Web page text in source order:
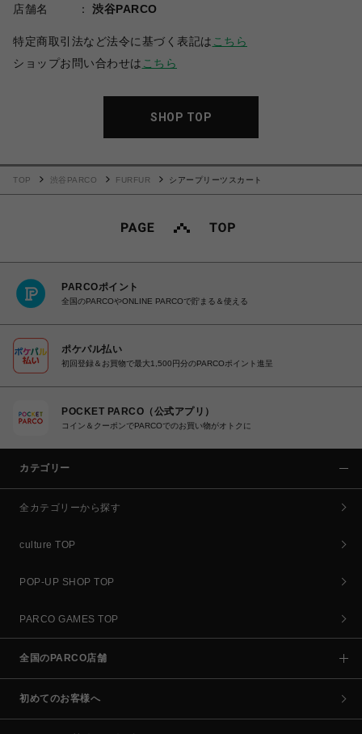
店舗名
渋谷PARCO
特定商取引法など法令に基づく表記は こちら
ショップお問い合わせは こちら
SHOP TOP
TOP 渋谷PARCO FURFUR シアープリーツスカート
PARCOポイント
全国のPARCOやONLINE PARCOで貯まる＆使える
ポケパル払い
初回登録＆お買物で最大1,500円分のPARCOポイント進呈
POCKET PARCO（公式アプリ）
コイン＆クーポンでPARCOでのお買い物がオトクに
カテゴリー
全カテゴリーから探す
culture TOP
POP-UP SHOP TOP
PARCO GAMES TOP
全国のPARCO店舗
初めてのお客様へ